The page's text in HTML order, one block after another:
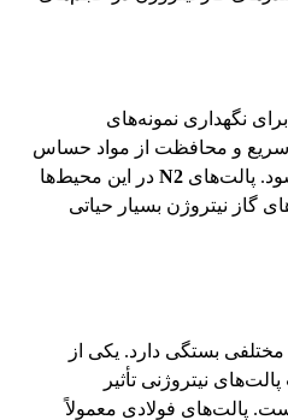
نگهداری نمونه‌های
سریع و محافظت از مواد حساس
پالت‌هایN2 در این محیط‌ها
گاز نیتروژن بسیار حیاتی
بستگی دارد. یکی از
نیتروژنی تأثیر
پالت‌های فولادی معمولاً